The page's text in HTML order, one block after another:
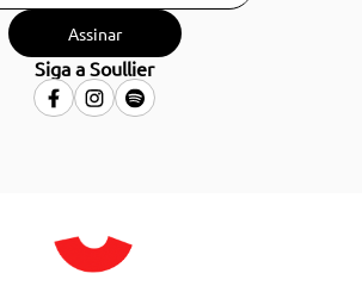
Assinar
Siga a Soullier